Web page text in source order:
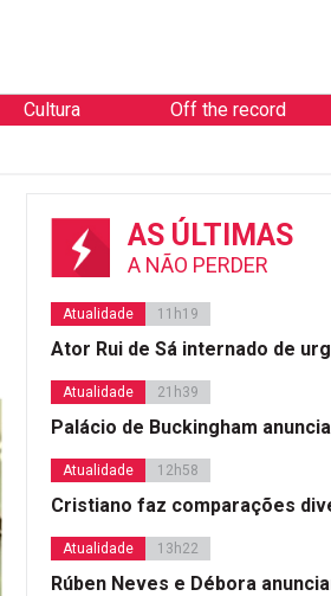
Cultura Off the record
AS ÚLTIMAS
A NÃO PERDER
Atualidade 11h19
Ator Rui de Sá internado de
Atualidade 21h39
Palácio de Buckingham
Atualidade 12h58
Cristiano faz comparações
Atualidade 13h22
Rúben Neves e Débora